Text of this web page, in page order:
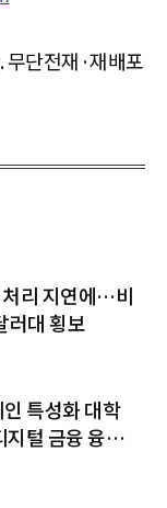
단전재·재배포
리 지연에…비
러대 횡보
특성화 대학
털 금융 융합